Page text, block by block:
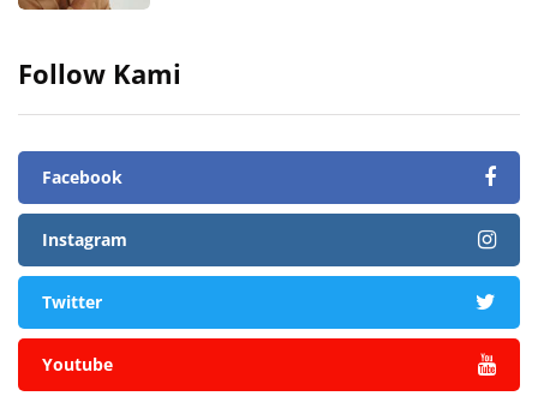
Follow Kami
Facebook
Instagram
Twitter
Youtube